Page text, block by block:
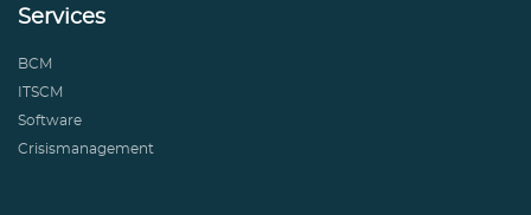
Services
BCM
ITSCM
Software
Crisismanagement